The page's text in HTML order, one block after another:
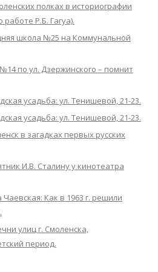
полках в историографии
Р.Б. Гагуа).
школа №25 на Коммунальной
по ул. Дзержинского – помнит
усадьба: ул. Тенишевой, 21-23.
усадьба: ул. Тенишевой, 21-23.
в загадках первых русских
И.В. Сталину у кинотеатра
Чаевская: Как в 1963 г. решили
улиц г. Смоленска,
период.